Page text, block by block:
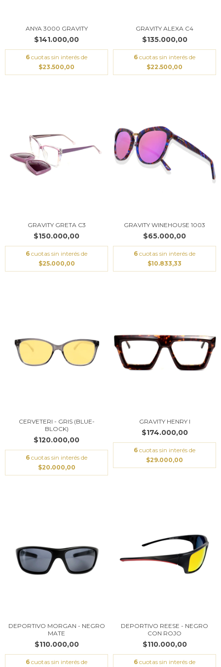
ANYA 3000 GRAVITY
$141.000,00
6 cuotas sin interés de
$23.500,00
GRAVITY ALEXA C4
$135.000,00
6 cuotas sin interés de
$22.500,00
GRAVITY GRETA C3
$150.000,00
6 cuotas sin interés de
$25.000,00
GRAVITY WINEHOUSE 1003
$65.000,00
6 cuotas sin interés de
$10.833,33
CERVETERI - GRIS (BLUE-
BLOCK)
$120.000,00
6 cuotas sin interés de
$20.000,00
GRAVITY HENRY I
$174.000,00
6 cuotas sin interés de
$29.000,00
DEPORTIVO MORGAN - NEGRO
MATE
$110.000,00
6 cuotas sin interés de
DEPORTIVO REESE - NEGRO
CON ROJO
$110.000,00
6 cuotas sin interés de